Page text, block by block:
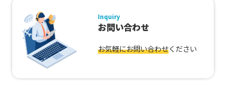
Inquiry
お問い合わせ
お気軽にお問い合わせください